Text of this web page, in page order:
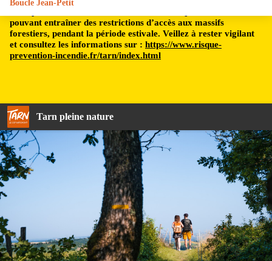
pouvant entraîner des restrictions d’accès aux massifs
forestiers, pendant la période estivale. Veillez à rester vigilant
et consultez les informations sur : https://www.risque-
prevention-incendie.fr/tarn/index.html
Tarn pleine nature
Boucle Jean-Petit